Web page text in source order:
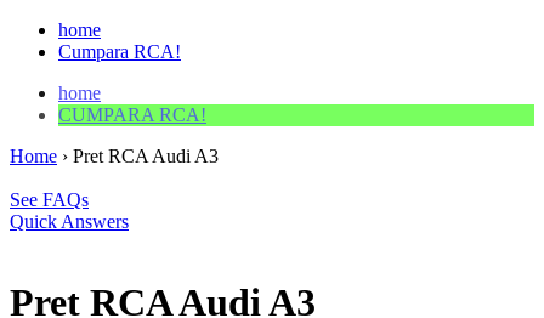
home
Cumpara RCA!
home
CUMPARA RCA!
Home › Pret RCA Audi A3
See FAQs
Quick Answers
Pret RCA Audi A3